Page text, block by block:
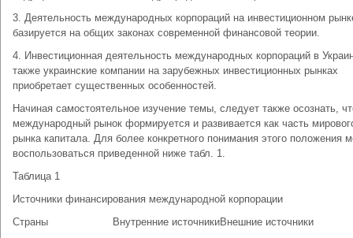
3. Деятельность международных корпораций на инвестиционном
базируется на общих законах современной финансовой теории.
4. Инвестиционная деятельность международных корпораций в
также украинские компании на зарубежных инвестиционных рынках
приобретает существенных особенностей.
Начиная самостоятельное изучение темы, следует также осознать,
международный рынок формируется и развивается как часть
рынка капитала. Для более конкретного понимания этого положения
воспользоваться приведенной ниже табл. 1.
Таблица 1
Источники финансирования международной корпорации
Страны
Внутренние источникиВнешние источники